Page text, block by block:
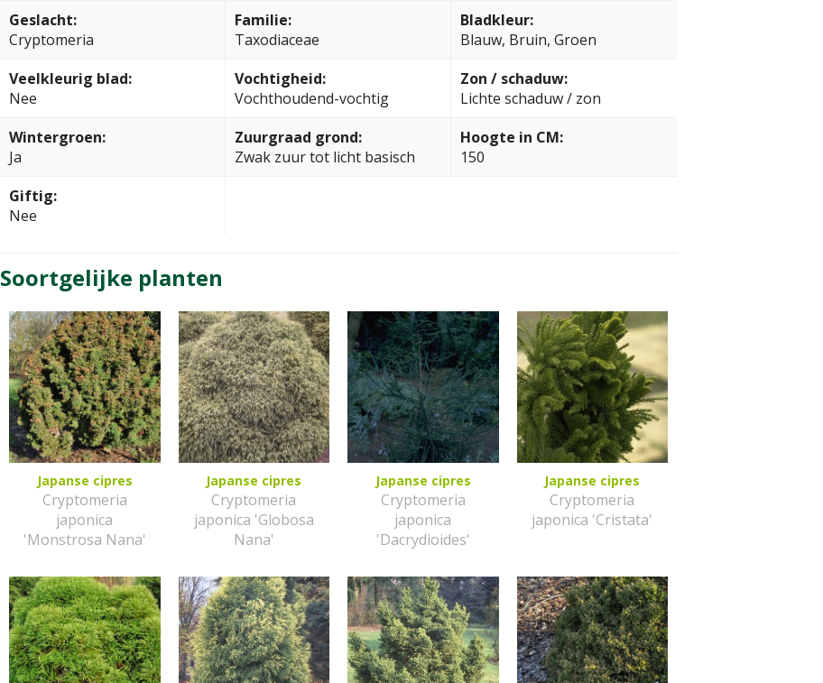
Geslacht:
Cryptomeria
Familie:
Taxodiaceae
Bladkleur:
Blauw, Bruin, Groen
Veelkleurig blad:
Nee
Vochtigheid:
Vochthoudend-vochtig
Zon / schaduw:
Lichte schaduw / zon
Wintergroen:
Ja
Zuurgraad grond:
Zwak zuur tot licht basisch
Hoogte in CM:
150
Giftig:
Nee
Soortgelijke planten
Japanse cipres
Cryptomeria
japonica
'Monstrosa Nana'
Japanse cipres
Cryptomeria
japonica 'Globosa
Nana'
Japanse cipres
Cryptomeria
japonica
'Dacrydioides'
Japanse cipres
Cryptomeria
japonica 'Cristata'